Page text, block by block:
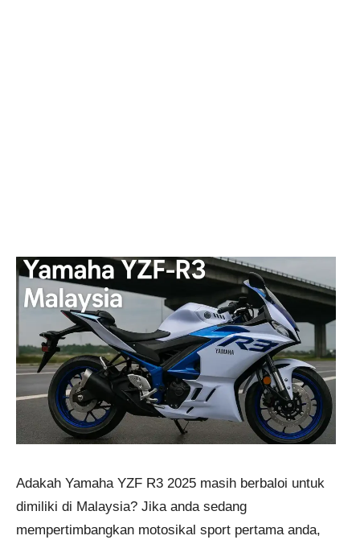
Adakah Yamaha YZF R3 2025 masih berbaloi untuk
dimiliki di Malaysia? Jika anda sedang
mempertimbangkan motosikal sport pertama anda,